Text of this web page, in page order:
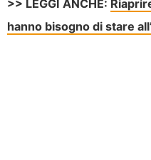
>> LEGGI ANCHE:
hanno bisogno di stare